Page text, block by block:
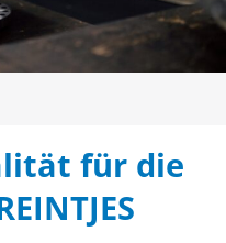
für die